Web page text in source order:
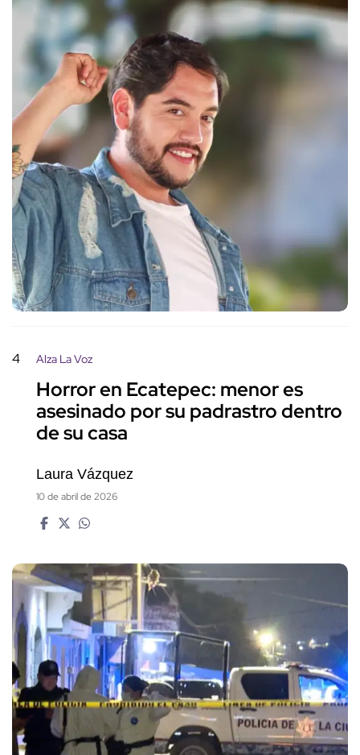
4 Alza La Voz
Horror en Ecatepec: menor es
asesinado por su padrastro dentro
de su casa
Laura Vázquez
10 de abril de 2026